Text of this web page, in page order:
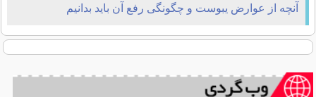
آنچه از عوارض یبوست و چگونگی رفع آن باید بدانیم